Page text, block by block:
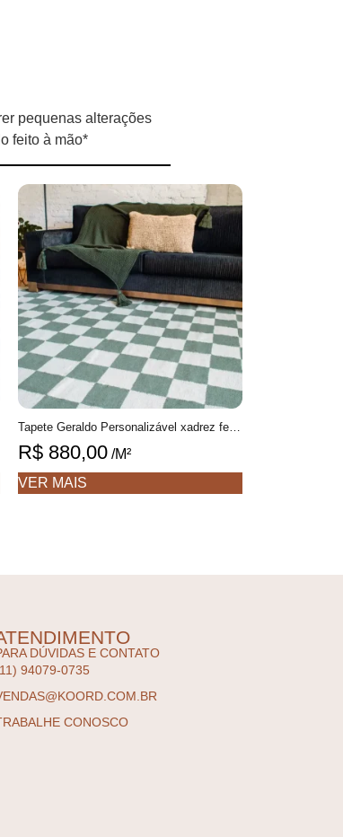
pequenas alterações
feito à mão*
R$ 880,00 /M²
VER MAIS
DÚVIDAS E CONTATO
94079-0735
CONOSCO